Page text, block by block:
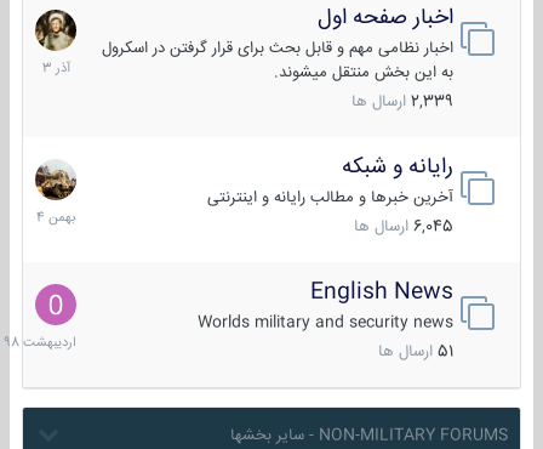
اخبار صفحه اول
اخبار نظامی مهم و قابل بحث برای قرار گرفتن در اسکرول
به این بخش منتقل میشوند.
2,339 ارسال ها
7
آذر
1403
رایانه و شبکه
آخرین خبرها و مطالب رایانه و اینترنتی
6,045 ارسال ها
30
بهمن
1404
English News
Worlds military and security news
51 ارسال ها
10
1398
NON-MILITARY FORUMS - سایر بخشها